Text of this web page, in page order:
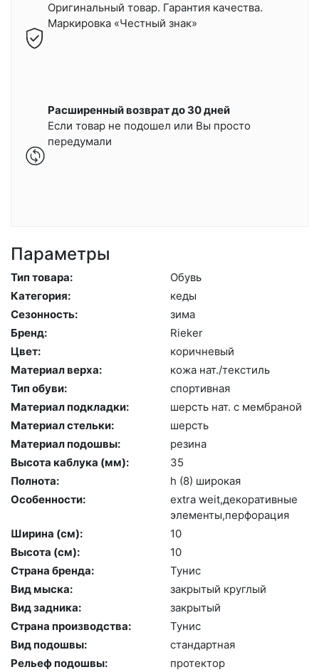
Оригинальный товар. Гарантия качества.
Маркировка «Честный знак»
Расширенный возврат до 30 дней
Если товар не подошел или Вы просто
передумали
Параметры
Тип товара:
Обувь
Категория:
ке­ды
Сезонность:
зи­ма
Бренд:
Ri­eker
Цвет:
ко­рич­не­вый
Материал верха:
ко­жа нат./текс­тиль
Тип обуви:
спор­тивная
Материал подкладки:
шерсть нат. с мемб­ра­ной
Материал стельки:
шерсть
Материал подошвы:
ре­зина
Высота каблука (мм):
35
Полнота:
h (8) ши­рокая
Особенности:
ext­ra we­it,де­кора­тив­ные
эле­мен­ты,пер­фо­рация
Ширина (см):
10
Высота (cм):
10
Страна бренда:
Ту­нис
Вид мыска:
зак­ры­тый круг­лый
Вид задника:
зак­ры­тый
Страна производства:
Ту­нис
Вид подошвы:
стан­дарт­ная
Рельеф подошвы:
про­тек­тор